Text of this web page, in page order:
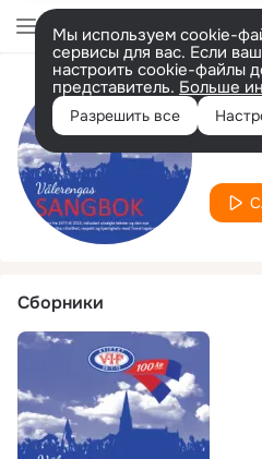
Мы используем cookie-
сервисы для вас. Если
настроить cookie-файлы
представитель. Больше
Разрешить все
The
Сборники